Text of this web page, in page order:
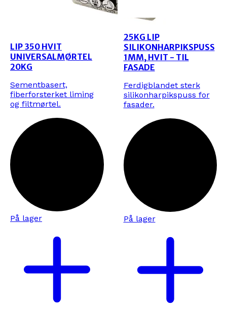
LIP 350 HVIT
UNIVERSALMØRTEL
20KG
Sementbasert,
fiberforsterket liming
og filtmørtel.
På lager
25KG LIP
SILIKONHARPIKSPUSS
1MM, HVIT - TIL
FASADE
Ferdigblandet sterk
silikonharpikspuss for
fasader.
På lager